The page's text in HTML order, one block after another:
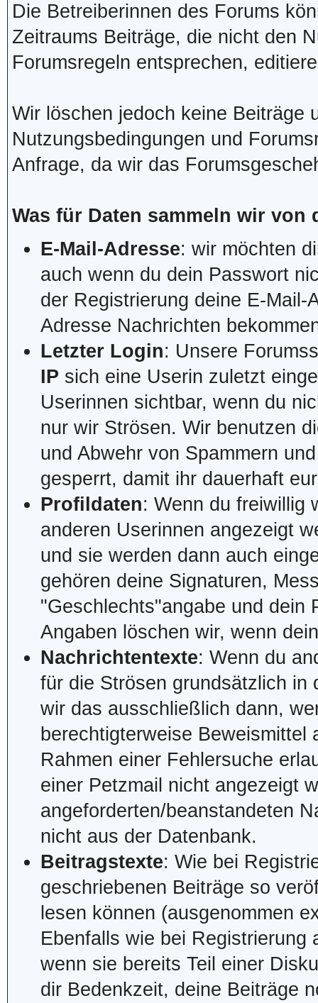
Die Betreiberinnen des Forums
Zeitraums Beiträge, die nicht den
Forumsregeln entsprechen,
Wir löschen jedoch keine Beiträge
Nutzungsbedingungen und
Anfrage, da wir das
Was für Daten sammeln wir von
E-Mail-Adresse: wir möchten
auch wenn du dein Passwort
der Registrierung deine E-
Adresse Nachrichten
Letzter Login: Unsere
IP sich eine Userin zuletzt
Userinnen sichtbar, wenn du
nur wir Strösen. Wir benutzen
und Abwehr von Spammern
gesperrt, damit ihr dauerhaft
Profildaten: Wenn du freiwillig
anderen Userinnen angezeigt
und sie werden dann auch
gehören deine Signaturen,
"Geschlechts"angabe und dein
Angaben löschen wir, wenn
Nachrichtentexte: Wenn du
für die Strösen grundsätzlich in
wir das ausschließlich dann,
berechtigterweise
Rahmen einer Fehlersuche
einer Petzmail nicht angezeigt
angeforderten/beanstandeten
nicht aus der Datenbank.
Beitragstexte: Wie bei
geschriebenen Beiträge so
lesen können (ausgenommen
Ebenfalls wie bei Registrierung
wenn sie bereits Teil einer
dir Bedenkzeit, deine Beiträge